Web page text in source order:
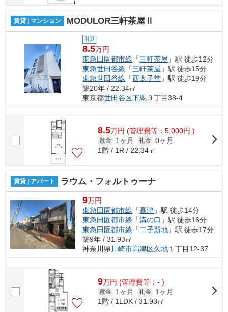
賃貸 | マンション MODULOR三軒茶屋Ⅱ
礼0
8.5万円
東急田園都市線 「三軒茶屋 」駅 徒歩12分
東急世田谷線 「三軒茶屋 」駅 徒歩15分
東急世田谷線 「西太子堂 」駅 徒歩19分
築20年 / 22.34㎡
東京都世田谷区下馬３丁目38-4
8.5万円 (管理費等：5,000円 )
敷金 1ヶ月 礼金 0ヶ月
1階 / 1R / 22.34㎡
賃貸 | アパート ラウム・フォルトゥーナ
9万円
東急田園都市線 「高津 」駅 徒歩14分
東急田園都市線 「溝の口 」駅 徒歩16分
東急田園都市線 「 二子新地 」駅 徒歩17分
築9年 / 31.93㎡
神奈川県 川崎市高津区久地 １丁目12-37
9万円 (管理費等：- )
敷金 1ヶ月 礼金
1ヶ月
1階 / 1LDK / 31.93㎡